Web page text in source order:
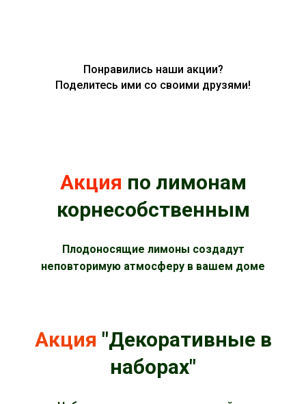
Понравились наши акции?
Поделитесь ими со своими друзями!
Акция по лимонам
корнесобственным
Плодоносящие лимоны создадут
неповторимую атмосферу в вашем доме
Акция "Декоративные в
наборах"